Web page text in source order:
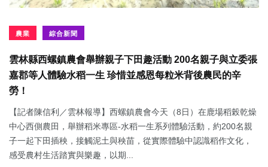
農業 綜合新聞
雲林縣西螺鎮農會舉辦親子下田趣活動 200名親子與立委張
嘉郡等人體驗水稻一生 珍惜並感恩每粒米背後農民的辛
勞！
【記者陳信利／雲林報導】西螺鎮農會今天（8日）在鹿場稻榖乾燥
中心西側農田，舉辦稻米專區-水稻一生系列體驗活動，約200名親
子一起下田插秧，接觸泥土與秧苗，從實際體驗中認識稻作文化，
感受農村生活踏實與樂趣，以期...